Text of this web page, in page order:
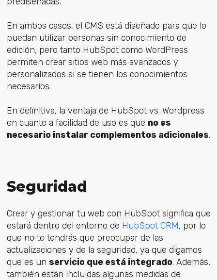
En ambos casos, el CMS está diseñado para que lo
puedan utilizar personas sin conocimiento de
edición, pero tanto HubSpot como WordPress
permiten crear sitios web más avanzados y
personalizados si se tienen los conocimientos
necesarios.
En definitiva, la ventaja de HubSpot vs. Wordpress
en cuanto a facilidad de uso es que no es
necesario instalar complementos adicionales.
Seguridad
Crear y gestionar tu web con HubSpot significa que
estará dentro del entorno de HubSpot CRM, por lo
que no te tendrás que preocupar de las
actualizaciones y de la seguridad, ya que digamos
que es un servicio que está integrado. Además,
también están incluidas algunas medidas de